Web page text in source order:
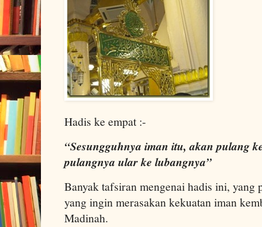
Hadis ke empat :-
“Sesungguhnya iman itu, akan pulang
pulangnya ular ke lubangnya”
Banyak tafsiran mengenai hadis ini, yang
yang ingin merasakan kekuatan iman
Madinah.